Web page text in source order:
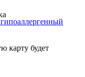
карту будет